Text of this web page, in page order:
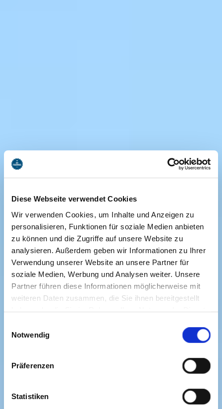
Diese Webseite verwendet Cookies
Wir verwenden Cookies, um Inhalte und Anzeigen zu
personalisieren, Funktionen für soziale Medien anbieten
zu können und die Zugriffe auf unsere Website zu
analysieren. Außerdem geben wir Informationen zu Ihrer
Verwendung unserer Website an unsere Partner für
soziale Medien, Werbung und Analysen weiter. Unsere
Partner führen diese Informationen möglicherweise mit
weiteren Daten zusammen, die Sie ihnen bereitgestellt
haben oder die Sie im Rahmen Ihrer Nutzung der Dienste
Cookies, wenn Sie unsere Webseite weiterhin nutzen.
Notwendig
Präferenzen
Statistiken